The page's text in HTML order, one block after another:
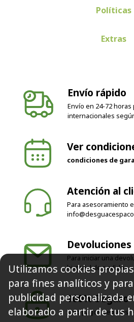
Envío en 24-72 horas
internacionales según
condiciones de
Para asesoramiento
Para iniciar una
historial de pedidos o
100% Seguro
Solo pagos seguros
Utilizamos cookies
para fines analíticos y
publicidad personalizada
elaborado a partir de tus